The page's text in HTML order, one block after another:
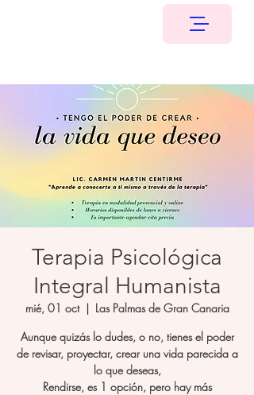
Terapia Psicológica
Integral Humanista
mié, 01 oct
  |
Las Palmas de Gran Canaria
Aunque quizás lo dudes, o no, tienes el poder
de revisar, proyectar, crear una vida parecida a
lo que deseas,
Rendirse, es 1 opción, pero hay más